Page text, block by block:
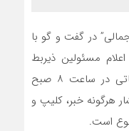
در گفت و گو با
مسئولین ذیربط
مبنی بر پایان مهلت تبلیغات انتخاباتی در ساعت ۸ صبح
یکم اسفندماه ۹۸، انتشار هرگونه خبر، کلیپ و
است.